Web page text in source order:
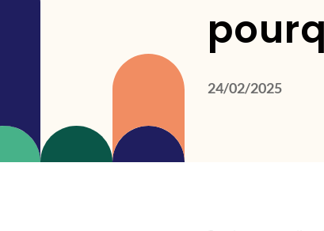
24/02/2025